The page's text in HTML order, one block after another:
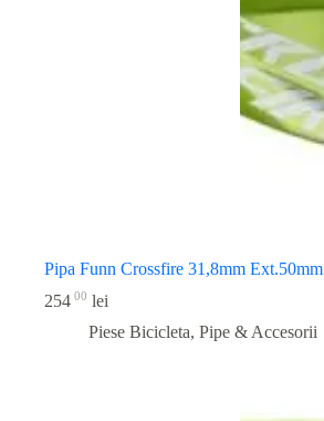
Pipa Funn Crossfire 31,8mm Ext.50mm
254 00 lei
Piese Bicicleta, Pipe & Accesorii